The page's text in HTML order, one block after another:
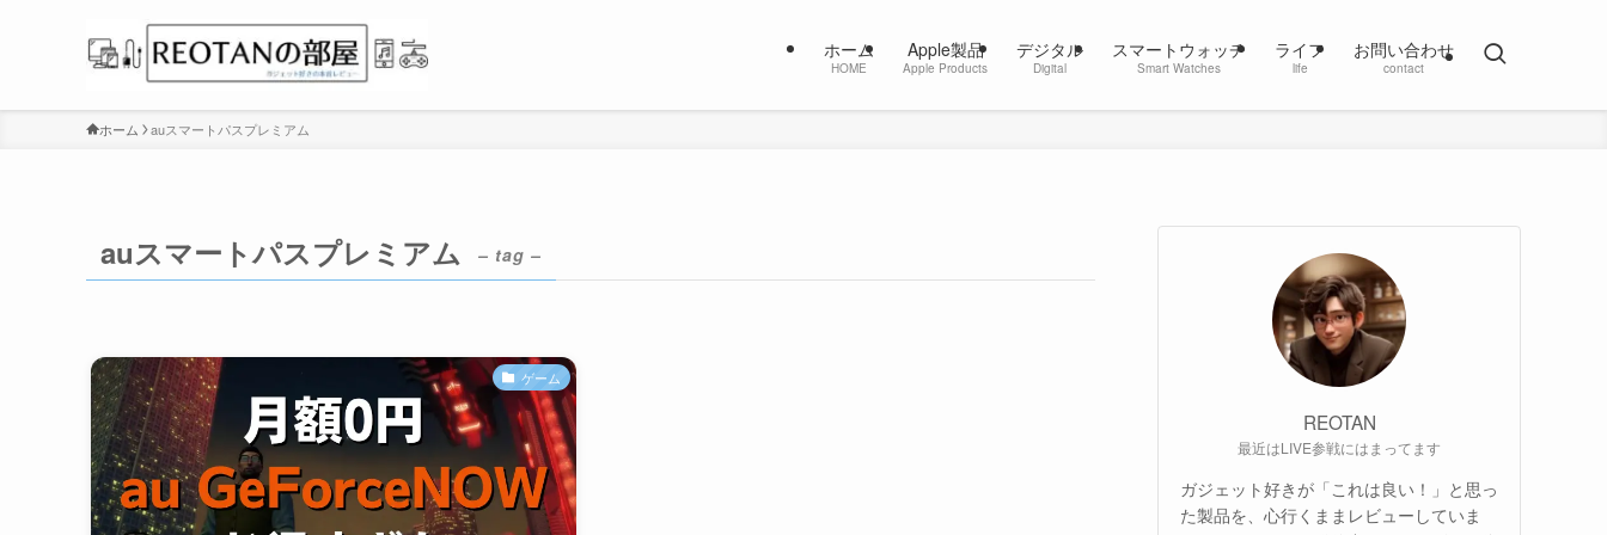
ホーム
HOME
Apple製品
Apple Products
デジタル
Digital
スマートウォッチ
Smart Watches
ライフ
life
お問い合わせ
contact
ホーム auスマートパスプレミアム
auスマートパスプレミアム – tag –
ゲーム
REOTAN
最近はLIVE参戦にはまってます
ガジェット好きが「これは良い！」と思っ
た製品を、心行くままレビューしていま